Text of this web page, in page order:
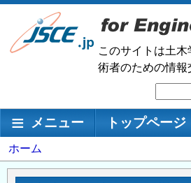
メ
ン
移
このサイトは土
術者のための情報
索
メインナビゲーション
メニュー トップページ
パ
ン
ホーム